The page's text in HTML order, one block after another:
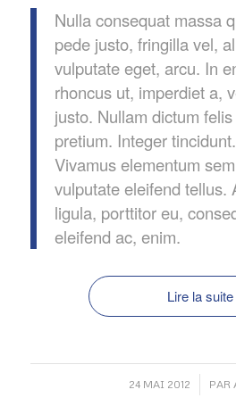
Nulla consequat massa
pede justo, fringilla vel,
vulputate eget, arcu. In
rhoncus ut, imperdiet a,
justo. Nullam dictum
pretium. Integer
Vivamus elementum
vulputate eleifend tellus.
ligula, porttitor eu,
eleifend ac, enim.
Lire la suite
24 MAI 2012
/ PAR